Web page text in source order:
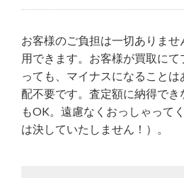
お客様のご負担は一切ありま
用できます。お客様が買取に
っても、マイナスになること
配不要です。査定額に納得で
もOK。遠慮なくおっしゃって
は決していたしません！）。